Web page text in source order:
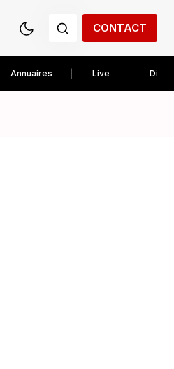
CONTACT
Annuaires Live